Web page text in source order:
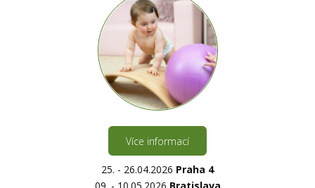
Více informací
25. - 26.04.2026 Praha 4